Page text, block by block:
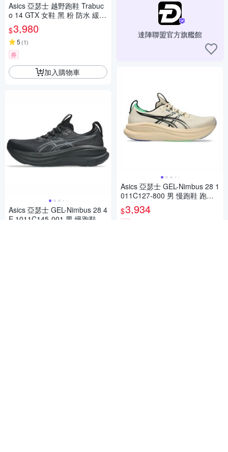
Asics 亞瑟士 越野跑鞋 Trabuc
o 14 GTX 女鞋 黑 粉 防水 緩震
回彈 戶外 1012B936001
$3,980
5 (1)
券
加入購物車
Asics 亞瑟士 GEL-Nimbus 28 4
E 1011C145-001 男 慢跑鞋 超
達陣聯盟官方旗艦館
Asics 亞瑟士 GEL-Nimbus 28 1
011C127-800 男 慢跑鞋 跑鞋
路跑 米 黑
$3,934